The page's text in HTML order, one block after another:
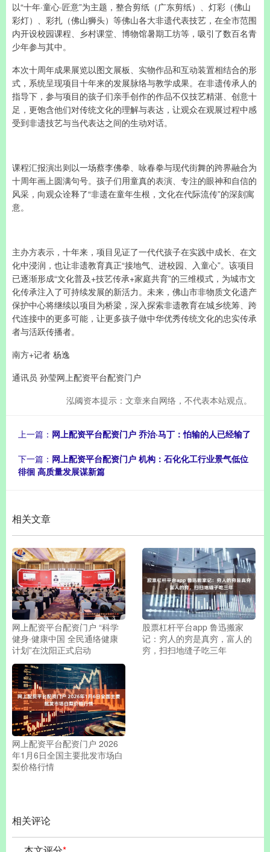
以“十年·童心·匠意”为主题，整合剪纸（广东剪纸）、灯彩（佛山
彩灯）、彩扎（佛山狮头）等佛山各大非遗代表技艺，在全市范围
内开设校园课程、乡村课堂、博物馆暑期工坊等，吸引了数百名青
少年参与其中。
本次十周年成果展览以图文展板、实物作品和互动装置相结合的形
式，系统呈现项目十年来的发展脉络与教学成果。在非遗传承人的
指导下，参与项目的孩子们亲手创作的作品不仅技艺精湛、创意十
足，更饱含他们对传统文化的理解与表达，让观众在观展过程中感
受到非遗技艺与当代表达之间的生动对话。
课程汇报演出则以一场蔡李佛拳、咏春拳与现代街舞的跨界融合为
十周年画上圆满句号。孩子们用童真的表演、专注的眼神和自信的
风采，向观众诠释了“非遗在童年生根，文化在代际流传”的深刻寓
意。
主办方表示，十年来，项目见证了一代代孩子在实践中成长、在文
化中浸润，也让非遗教育真正“接地气、进校园、入童心”。该项目
已逐渐形成“文化普及+技艺传承+家庭共育”的三维模式，为城市文
化传承注入了可持续发展的新活力。未来，佛山市非物质文化遗产
保护中心将继续以项目为桥梁，深入探索非遗教育在城乡统筹、跨
代连接中的更多可能，让更多孩子做中华优秀传统文化的忠实传承
者与活跃传播者。
南方+记者 杨逸
通讯员 孙莹网上配资平台配资门户
泓阈资本提示：文章来自网络，不代表本站观点。
上一篇： 网上配资平台配资门户 乔治·马丁：怕输的人已经输了
下一篇： 网上配资平台配资门户 机构：石化化工行业景气低位
徘徊 高质量发展谋新篇
相关文章
网上配资平台配资门户 “科学
健身·健康中国 全民通络健康
计划”在沈阳正式启动
股票杠杆平台app 鲁迅搬家
记：穷人的穷是真穷，富人的
穷，扫扫地缝子吃三年
网上配资平台配资门户 2026
年1月6日全国主要批发市场白
梨价格行情
相关评论